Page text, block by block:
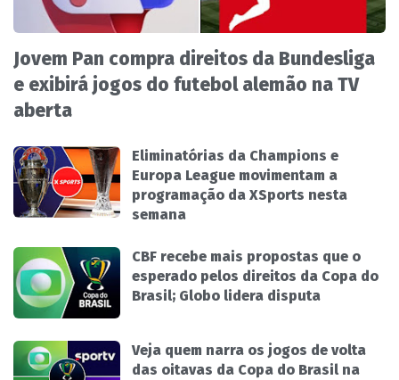
Jovem Pan compra direitos da Bundesliga
e exibirá jogos do futebol alemão na TV
aberta
Eliminatórias da Champions e
Europa League movimentam a
programação da XSports nesta
semana
CBF recebe mais propostas que o
esperado pelos direitos da Copa do
Brasil; Globo lidera disputa
Veja quem narra os jogos de volta
das oitavas da Copa do Brasil na